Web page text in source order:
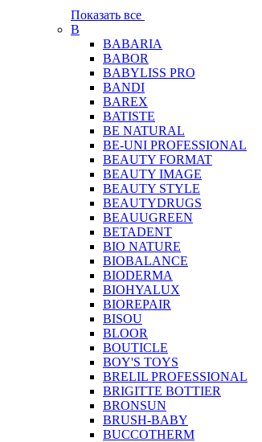
Показать все
B
BABARIA
BABOR
BABYLISS PRO
BANDI
BAREX
BATISTE
BE NATURAL
BE-UNI PROFESSIONAL
BEAUTY FORMAT
BEAUTY IMAGE
BEAUTY STYLE
BEAUTYDRUGS
BEAUUGREEN
BETADENT
BIO NATURE
BIOBALANCE
BIODERMA
BIOHYALUX
BIOREPAIR
BISOU
BLOOR
BOUTICLE
BOY'S TOYS
BRELIL PROFESSIONAL
BRIGITTE BOTTIER
BRONSUN
BRUSH-BABY
BUCCOTHERM